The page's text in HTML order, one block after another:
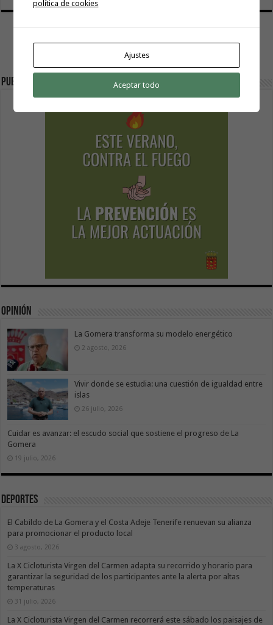
Publicidad
Opinión
La Gomera transforma su modelo energético
2 agosto, 2026
Vivir donde se estudia: una cuestión de igualdad entre
islas
26 julio, 2026
Cuidar es avanzar: el escudo social que sostiene el progreso de La
Gomera
19 julio, 2026
Deportes
El Cabildo de La Gomera y el Costa Adeje Tenerife renuevan su alianza
para promocionar el producto local
3 agosto, 2026
La X Cicloturista Virgen del Carmen adapta su recorrido y horario para
garantizar la seguridad de los participantes ante la alerta por altas
temperaturas
31 julio, 2026
La X Cicloturista Virgen del Carmen recorrerá este sábado los paisajes de
política de cookies
Ajustes
Aceptar todo